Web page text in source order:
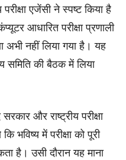
एजेंसी ने स्पष्ट किया है
आधारित परीक्षा प्रणाली
अभी नहीं लिया गया है। यह
समिति की बैठक में लिया
और राष्ट्रीय परीक्षा
में परीक्षा को पूरी
है। उसी दौरान यह माना